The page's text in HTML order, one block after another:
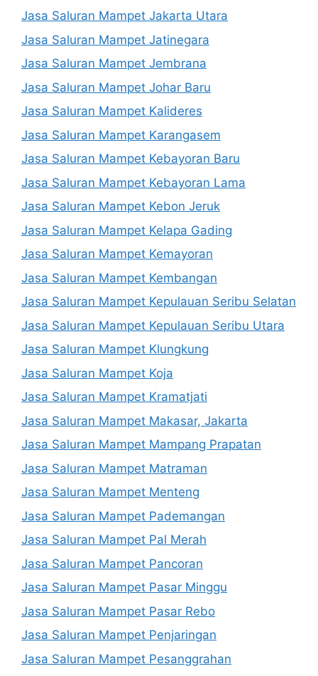
Jasa Saluran Mampet Jakarta Utara
Jasa Saluran Mampet Jatinegara
Jasa Saluran Mampet Jembrana
Jasa Saluran Mampet Johar Baru
Jasa Saluran Mampet Kalideres
Jasa Saluran Mampet Karangasem
Jasa Saluran Mampet Kebayoran Baru
Jasa Saluran Mampet Kebayoran Lama
Jasa Saluran Mampet Kebon Jeruk
Jasa Saluran Mampet Kelapa Gading
Jasa Saluran Mampet Kemayoran
Jasa Saluran Mampet Kembangan
Jasa Saluran Mampet Kepulauan Seribu Selatan
Jasa Saluran Mampet Kepulauan Seribu Utara
Jasa Saluran Mampet Klungkung
Jasa Saluran Mampet Koja
Jasa Saluran Mampet Kramatjati
Jasa Saluran Mampet Makasar, Jakarta
Jasa Saluran Mampet Mampang Prapatan
Jasa Saluran Mampet Matraman
Jasa Saluran Mampet Menteng
Jasa Saluran Mampet Pademangan
Jasa Saluran Mampet Pal Merah
Jasa Saluran Mampet Pancoran
Jasa Saluran Mampet Pasar Minggu
Jasa Saluran Mampet Pasar Rebo
Jasa Saluran Mampet Penjaringan
Jasa Saluran Mampet Pesanggrahan